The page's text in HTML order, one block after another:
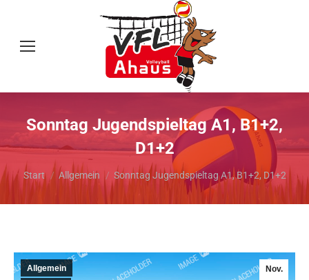
Sonntag Jugendspieltag A1, B1+2,
D1+2
Sie befinden sich hier:
Start Allgemein Sonntag Jugendspieltag A1, B1+2, D1+2
Nov.
Allgemein